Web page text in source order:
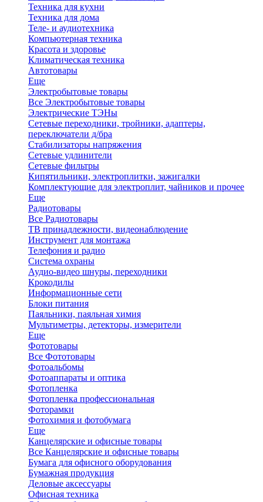
Техника для кухни
Техника для дома
Теле- и аудиотехника
Компьютерная техника
Красота и здоровье
Климатическая техника
Автотовары
Еще
Электробытовые товары
Все Электробытовые товары
Электрические ТЭНы
Сетевые переходники, тройники, адаптеры,
переключатели д/бра
Стабилизаторы напряжения
Сетевые удлинители
Сетевые фильтры
Кипятильники, электроплитки, зажигалки
Комплектующие для электроплит, чайников и прочее
Еще
Радиотовары
Все Радиотовары
ТВ принадлежности, видеонаблюдение
Инструмент для монтажа
Телефония и радио
Система охраны
Аудио-видео шнуры, переходники
Крокодилы
Информационные сети
Блоки питания
Паяльники, паяльная химия
Мультиметры, детекторы, измерители
Еще
Фототовары
Все Фототовары
Фотоальбомы
Фотоаппараты и оптика
Фотопленка
Фотопленка профессиональная
Фоторамки
Фотохимия и фотобумага
Еще
Канцелярские и офисные товары
Все Канцелярские и офисные товары
Бумага для офисного оборудования
Бумажная продукция
Деловые аксессуары
Офисная техника